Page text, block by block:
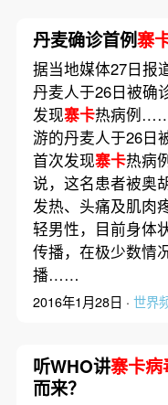
丹麦确诊首例寨
据当地媒体27日报
丹麦人于26日被确
发现寨卡热病例……
游的丹麦人于26日
首次发现寨卡热病
说，这名患者被奥
发热、头痛及肌肉
轻男性，目前身体
传播，在极少数情
播……
2016年1月28日 · 世界
听WHO讲寨卡病
而来？